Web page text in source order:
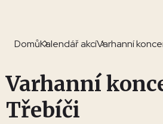
DomůKalendář akcíVarhanní
Varhanní
Třebíči